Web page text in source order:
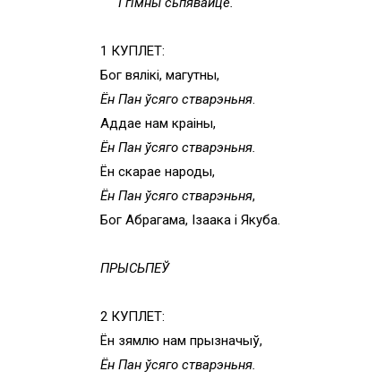
1 КУПЛЕТ:
Бог вялікі, магутны,
Ён Пан ўсяго стварэньня.
Аддае нам краіны,
Ён Пан ўсяго стварэньня.
Ён скарае народы,
Ён Пан ўсяго стварэньня,
Бог Абрагама, Ізаака і Якуба.
ПРЫСЬПЕЎ
2 КУПЛЕТ:
Ён зямлю нам прызначыў,
Ён Пан ўсяго стварэньня.